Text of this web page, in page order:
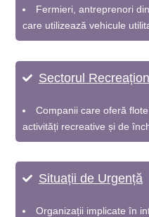
Fermieri, antreprenori
care utilizează vehicule
Sectorul
Companii care oferă
activități recreative și de
Situații de Urgență
Organizații implicate în